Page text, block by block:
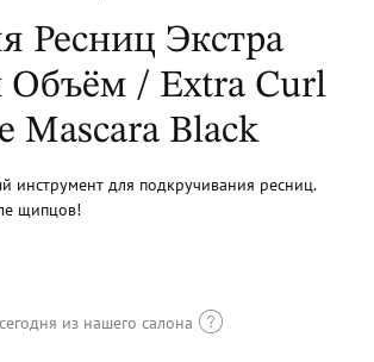
Ресниц Экстра
Объём / Extra Curl
Mascara Black
инструмент для подкручивания ресниц.
щипцов!
из нашего салона